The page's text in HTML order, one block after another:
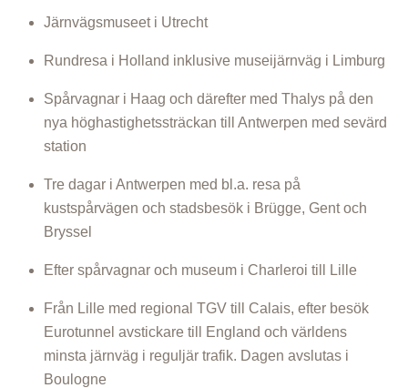
Järnvägsmuseet i Utrecht
Rundresa i Holland inklusive museijärnväg i Limburg
Spårvagnar i Haag och därefter med Thalys på den
nya höghastighetssträckan till Antwerpen med sevärd
station
Tre dagar i Antwerpen med bl.a. resa på
kustspårvägen och stadsbesök i Brügge, Gent och
Bryssel
Efter spårvagnar och museum i Charleroi till Lille
Från Lille med regional TGV till Calais, efter besök
Eurotunnel avstickare till England och världens
minsta järnväg i reguljär trafik. Dagen avslutas i
Boulogne